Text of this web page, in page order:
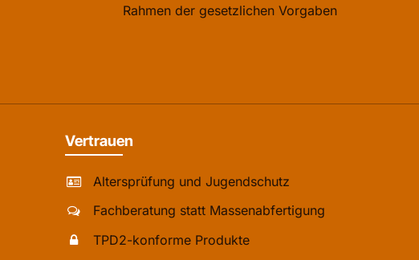
Rahmen der gesetzlichen Vorgaben
Vertrauen
Altersprüfung und Jugendschutz
Fachberatung statt Massenabfertigung
TPD2-konforme Produkte